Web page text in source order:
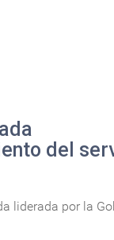
del
liderada por la